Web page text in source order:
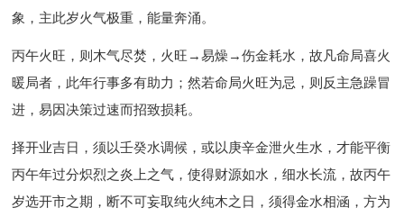
象，主此岁火气极重，能量奔涌。
丙午火旺，则木气尽焚，火旺→易燥→伤金耗水，故凡命局喜火
暖局者，此年行事多有助力；然若命局火旺为忌，则反主急躁冒
进，易因决策过速而招致损耗。
择开业吉日，须以壬癸水调候，或以庚辛金泄火生水，才能平衡
丙午年过分炽烈之炎上之气，使得财源如水，细水长流，故丙午
岁选开市之期，断不可妄取纯火纯木之日，须得金水相涵，方为